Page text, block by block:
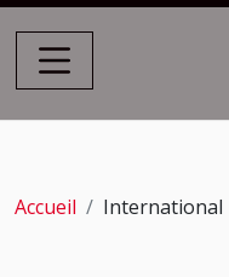
Accueil International